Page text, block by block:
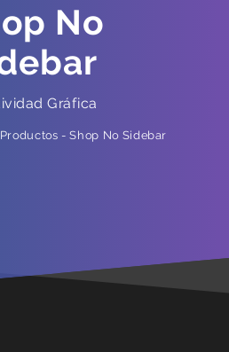
No
Gráfica
- Shop No Sidebar